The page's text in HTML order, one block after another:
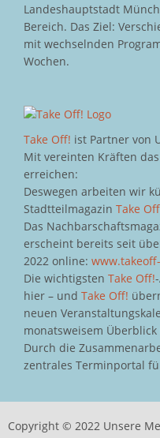
Landeshauptstadt
Bereich. Das Ziel:
mit wechselnden
Wochen.
Take Off! ist Partner von
Mit vereinten Kräften
erreichen:
Deswegen arbeiten wir
Stadtteilmagazin Take
Das
erscheint bereits seit
2022 online:
Die wichtigsten Take Off!
hier – und Take Off!
neuen
monatsweisem
Durch die
zentrales Terminportal
Copyright © 2022 Unsere